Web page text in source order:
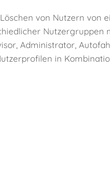
von Nutzern von
Nutzergruppen
Administrator,
in